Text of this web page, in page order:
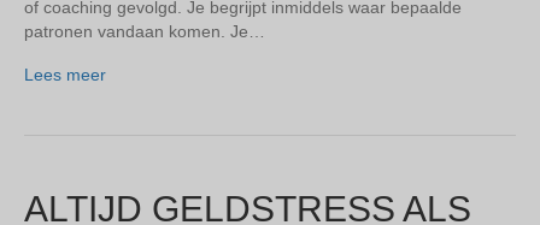
of coaching gevolgd. Je begrijpt inmiddels waar bepaalde
patronen vandaan komen. Je…
Lees meer
ALTIJD GELDSTRESS ALS